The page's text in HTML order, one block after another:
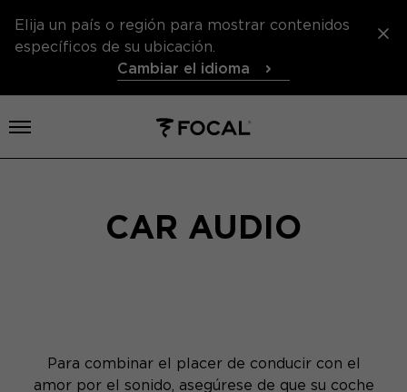
Elija un país o región para mostrar contenidos
específicos de su ubicación.
Cambiar el idioma
Abrir el menú
CAR AUDIO
Para combinar el placer de conducir con el
amor por el sonido, asegúrese de que su coche